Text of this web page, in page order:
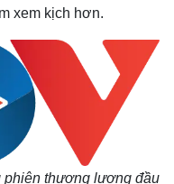
xem kịch hơn.
phiên thương lượng đầu